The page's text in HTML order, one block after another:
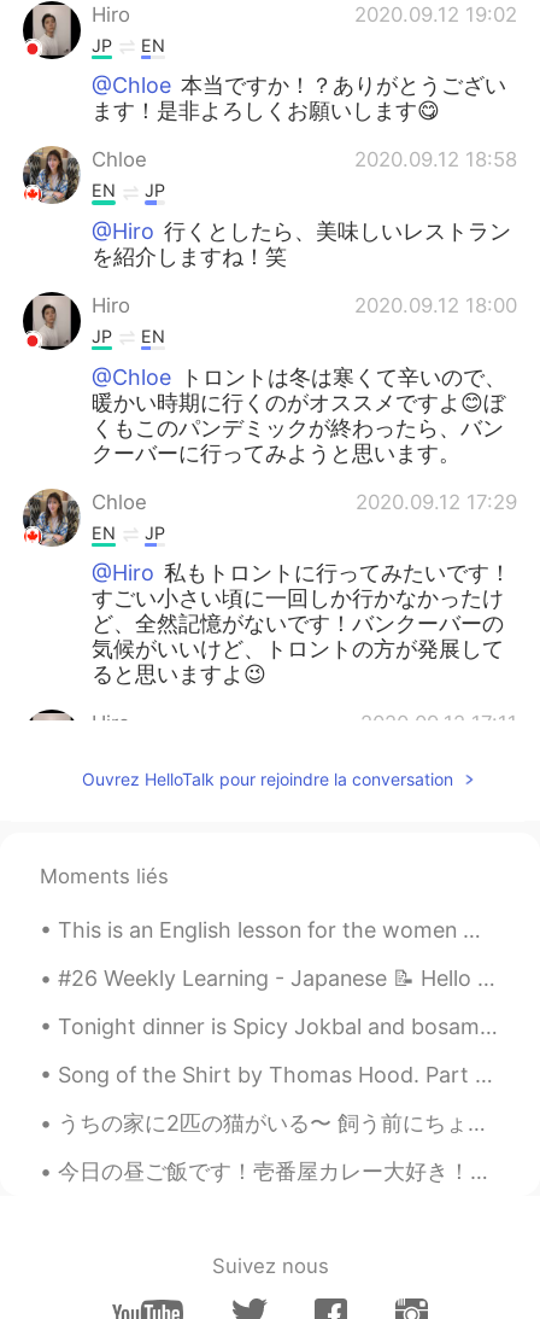
Hiro 2020.09.12 19:02
JP EN
@Chloe 本当ですか！？ありがとうござい
ます！是非よろしくお願いします😋
Chloe 2020.09.12 18:58
EN JP
@Hiro 行くとしたら、美味しいレストラン
を紹介しますね！笑
Hiro 2020.09.12 18:00
JP EN
@Chloe
トロントは冬は寒くて辛いので、
暖かい時期に行くのがオススメですよ😊ぼ
くもこのパンデミックが終わったら、バン
クーバーに行ってみようと思います。
Chloe 2020.09.12 17:29
EN JP
@Hiro 私もトロントに行ってみたいです！
すごい小さい頃に一回しか行かなかったけ
ど、全然記憶がないです！バンクーバーの
気候がいいけど、トロントの方が発展して
ると思いますよ😉
Hiro 2020.09.12 17:11
周りの人達がバンクーバーはトロントより
す。🏞️
Ouvrez HelloTalk pour rejoindre la conversation
Moments liés
This is an English lesson for the women 👩 💃👵👩‍🎓👩‍🏫👰🙍‍♀️ Hey ladies do you have strange guys askin...
#26 Weekly Learning - Japanese 📝 Hello HT friends 😄, Welcome to my weekly learning of 🇰🇷🇯🇵🇷🇺 ❓...
Tonight dinner is Spicy Jokbal and bosam man it’s so good with rice 🍚 best Korean food ever! So y...
Song of the Shirt by Thomas Hood. Part 4 of 6. "Work—work—work! From weary chime to chime...
うちの家に2匹の猫がいる〜 飼う前にちょっと迷ってたけどやっぱり猫と一緒に暮らすのは楽しいよね！ ガツビーとなっぽちゃんという名前で一匹はちょっとシャイで静かだけどもう一匹はやんちゃでめっちゃ構...
今日の昼ご飯です！壱番屋カレー大好き！！チーズカツカレーが一番好きです！3辛が美味しかったです〜💕 My lunch! I love Coco’s Curry!! My favorite is...
Suivez nous